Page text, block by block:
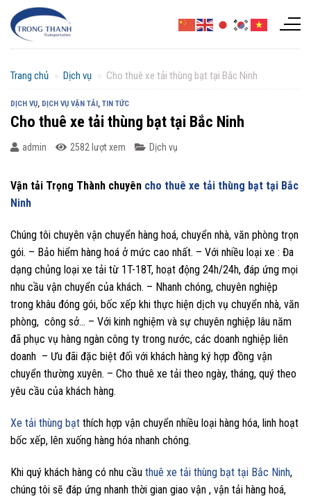
Chuyển
đến
Trang chủ » Dịch vụ » Cho thuê xe tải thùng bạt tại Bắc Ninh
DỊCH VỤ, DỊCH VỤ VẬN TẢI, TIN TỨC
Cho thuê xe tải thùng bạt tại Bắc Ninh
admin 2582 lượt xem Dịch vụ
Vận tải Trọng Thành chuyên cho thuê xe tải thùng bạt tại Bắc
Ninh
Chúng tôi chuyên vận chuyển hàng hoá, chuyển nhà, văn phòng trọn
gói. – Bảo hiểm hàng hoá ở mức cao nhất. – Với nhiều loại xe : Đa
dạng chủng loại xe tải từ 1T-18T, hoạt động 24h/24h, đáp ứng mọi
nhu cầu vận chuyển của khách. – Nhanh chóng, chuyên nghiệp
trong khâu đóng gói, bốc xếp khi thực hiện dịch vụ chuyển nhà, văn
phòng, công sở… – Với kinh nghiệm và sự chuyên nghiệp lâu năm
đã phục vụ hàng ngàn công ty trong nước, các doanh nghiệp liên
doanh – Ưu đãi đặc biệt đối với khách hàng ký hợp đồng vận
chuyển thường xuyên. – Cho thuê xe tải theo ngày, tháng, quý theo
yêu cầu của khách hàng.
Xe tải thùng bạt thích hợp vận chuyển nhiều loại hàng hóa, linh hoạt
bốc xếp, lên xuống hàng hóa nhanh chóng.
Khi quý khách hàng có nhu cầu thuê xe tải thùng bạt tại Bắc Ninh,
chúng tôi sẽ đáp ứng nhanh thời gian giao vận , vận tải hàng hoá,